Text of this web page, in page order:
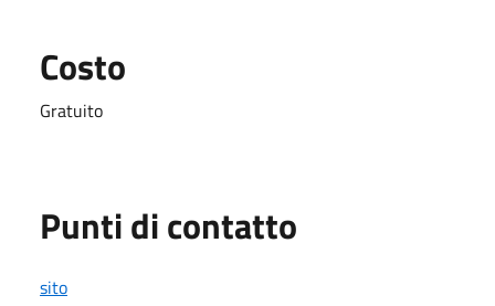
Costo
Gratuito
Punti di contatto
sito